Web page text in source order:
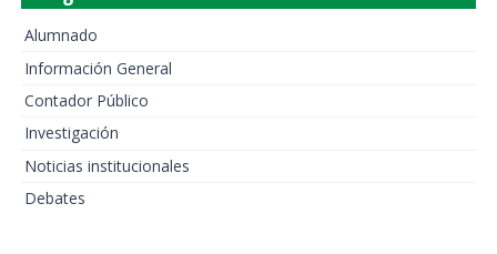
Alumnado
Información General
Contador Público
Investigación
Noticias institucionales
Debates